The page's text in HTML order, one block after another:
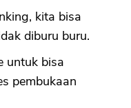
kita bisa
diburu buru.
untuk bisa
pembukaan